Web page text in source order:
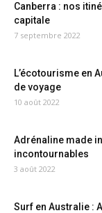
Canberra : nos
capitale
7 septembre 2022
L’écotourisme en
de voyage
10 août 2022
Adrénaline made
incontournables
3 août 2022
Surf en Australie :